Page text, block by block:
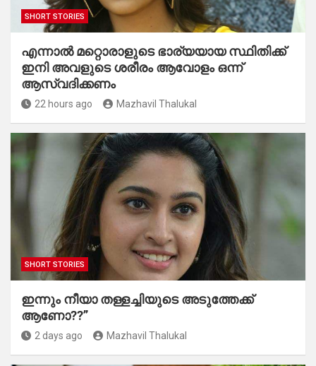
SHORT STORIES
എന്നാൽ മറ്റൊരാളുടെ ഭാര്യയായ സ്ഥിതിക്ക്
ഇനി അവളുടെ ശരീരം ആവോളം ഒന്ന്
ആസ്വദിക്കണം
22 hours ago Mazhavil Thalukal
SHORT STORIES
ഇന്നും നീയാ തള്ളച്ചിയുടെ അടുത്തേക്ക്
ആണോ??”
2 days ago Mazhavil Thalukal